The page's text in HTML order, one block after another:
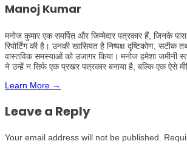
Manoj Kumar
मनोज कुमार एक समर्पित और जिम्मेदार पत्रकार हैं, जिनके पास
रिपोर्टिंग की है। उनकी खासियत है निष्पक्ष दृष्टिकोण,
वास्तविक समस्याओं को उजागर किया। मनोज हमेशा जमीनी
ने उन्हें न सिर्फ एक प्रखर पत्रकार बनाया है, बल्कि एक ऐसे
Learn More →
Leave a Reply
Your email address will not be published.